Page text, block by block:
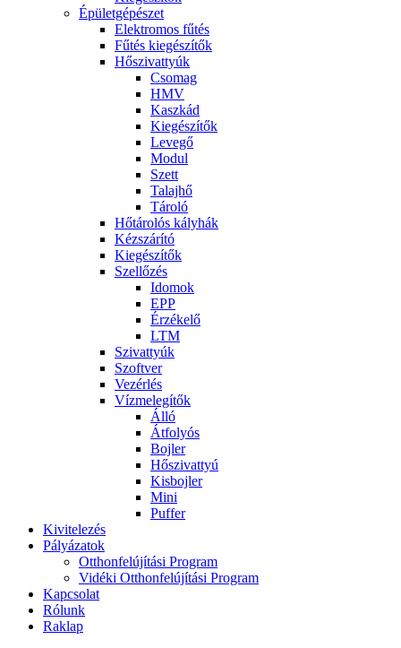
Épületgépészet
Elektromos fűtés
Fűtés kiegészítők
Hőszivattyúk
Csomag
HMV
Kaszkád
Kiegészítők
Levegő
Modul
Szett
Talajhő
Tároló
Hőtárolós kályhák
Kézszárító
Kiegészítők
Szellőzés
Idomok
EPP
Érzékelő
LTM
Szivattyúk
Szoftver
Vezérlés
Vízmelegítők
Álló
Átfolyós
Bojler
Hőszivattyú
Kisbojler
Mini
Puffer
Kivitelezés
Pályázatok
Otthonfelújítási Program
Vidéki Otthonfelújítási Program
Kapcsolat
Rólunk
Raklap